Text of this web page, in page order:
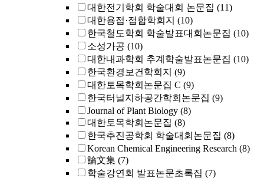
대한전기학회 학술대회 논문집 (11)
대한용접·접합학회지 (10)
한국철도학회 학술발표대회논문집 (10)
소성가공 (10)
대한내과학회 추계학술발표논문집 (10)
한국환경보건학회지 (9)
대한토목학회논문집 C (9)
한국터널지하공간학회논문집 (9)
Journal of Plant Biology (8)
대한토목학회논문집 (8)
한국추진공학회 학술대회논문집 (8)
Korean Chemical Engineering Research (8)
論文集 (7)
학술강연회 발표논문초록집 (7)